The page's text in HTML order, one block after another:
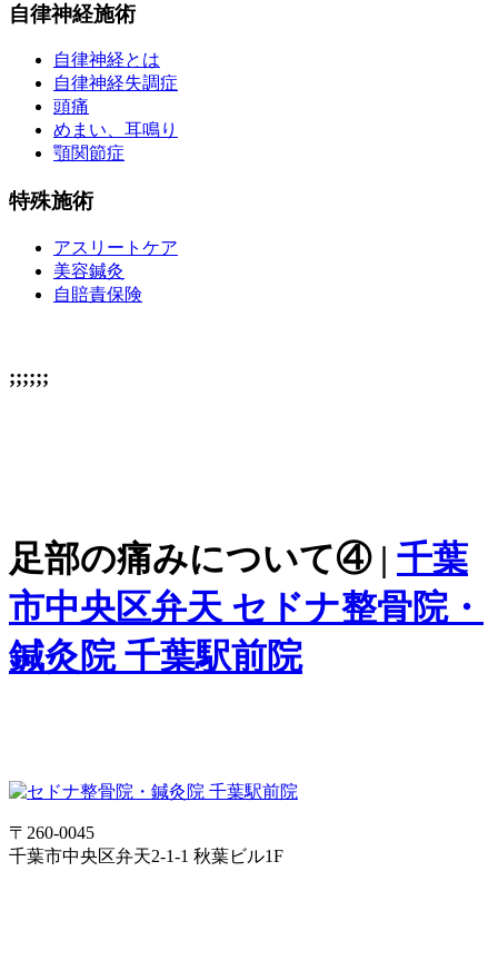
自律神経施術
自律神経とは
自律神経失調症
頭痛
めまい、耳鳴り
顎関節症
特殊施術
アスリートケア
美容鍼灸
自賠責保険
;;;;;;
足部の痛みについて④ | 千葉
市中央区弁天 セドナ整骨院・
鍼灸院 千葉駅前院
〒260-0045
千葉市中央区弁天2-1-1 秋葉ビル1F